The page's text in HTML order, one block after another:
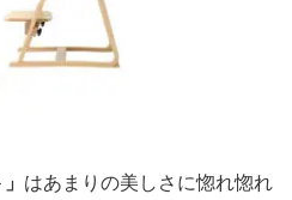
はあまりの美しさに惚れ惚れ